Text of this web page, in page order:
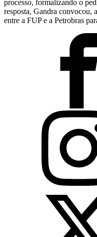
processo, formalizando o
resposta, Gandra convocou,
entre a FUP e a Petrobras